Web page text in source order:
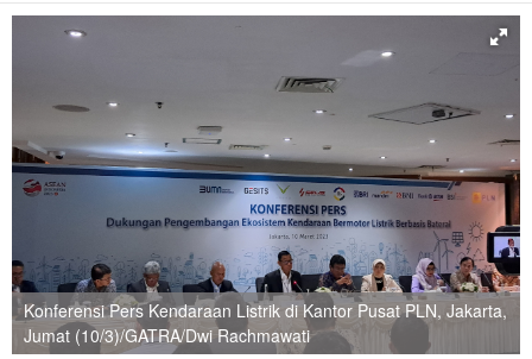
Konferensi Pers Kendaraan Listrik di Kantor Pusat PLN, Jakarta,
Jumat (10/3)/GATRA/Dwi Rachmawati